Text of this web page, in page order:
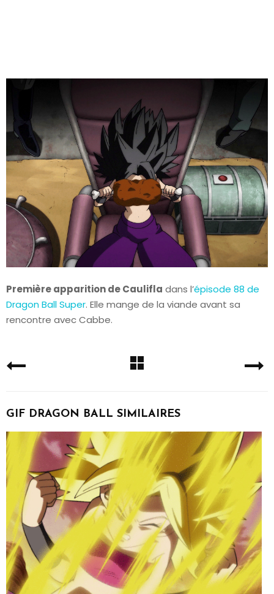
Première apparition de Caulifla dans l’épisode 88 de
Dragon Ball Super. Elle mange de la viande avant sa
rencontre avec Cabbe.
GIF DRAGON BALL SIMILAIRES